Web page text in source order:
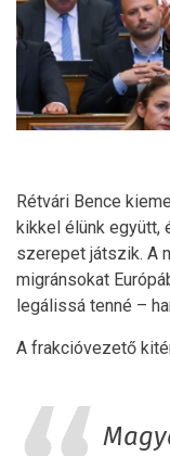
Rétvári Bence
kikkel élünk együtt,
szerepet játszik. A
migránsokat
legálissá tenné –
A frakcióvezető